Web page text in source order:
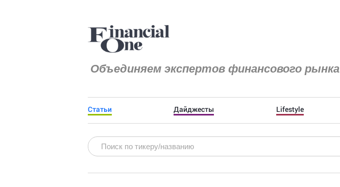
Объединяем экспертов финансового рынка
Статьи Дайджесты Lifestyle